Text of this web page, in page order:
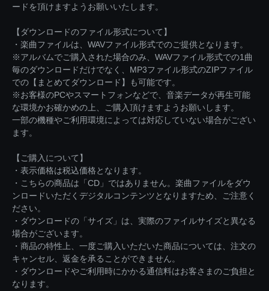
ードを頂けますようお願いいたします。
【ダウンロードのファイル形式について】
・楽曲ファイルは、WAVファイル形式でのご提供となります。
※アルバムでご購入された場合のみ、WAVファイル形式での1曲
毎のダウンロードだけでなく、MP3ファイル形式のZIPファイル
での【まとめてダウンロード】も可能です。
※お客様のPCやスマートフォンなどで、音楽データが再生可能
な環境かお確かめの上、ご購入頂けますようお願いします。
一部の機種やご利用環境によっては対応していない場合がござい
ます。
【ご購入について】
・表示価格は税込価格となります。
・こちらの商品は「CD」ではありません。楽曲ファイルをダウ
ンロードいただくデジタルコンテンツとなりますため、ご注意く
ださい。
・ダウンロードの「サイズ」は、実際のファイルサイズと異なる
場合がございます。
・商品の特性上、一度ご購入いただいた商品については、注文の
キャンセル、返金を承ることができません。
・ダウンロードやご利用時にかかる通信料はお客さまのご負担と
なります。